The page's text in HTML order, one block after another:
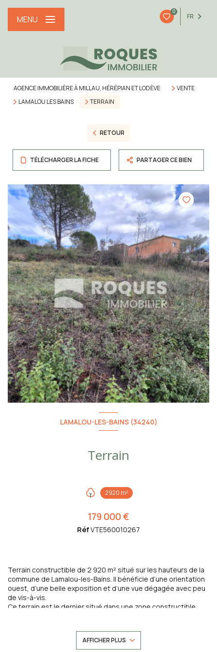
0
FR
MENU
AGENCE IMMOBILIÈRE À MILLAU, HÉRÉPIAN ET LODÈVE
VENTE
LAMALOU LES BAINS
TERRAIN
RETOUR
TÉLÉCHARGER LA FICHE PARTAGER CE BIEN
LAMALOU-LES-BAINS (34240)
Terrain
2920 m²
179 000 €
RéfVTE560010267
Terrain constructible de 2 920 m² situé sur les hauteurs de la
commune de Lamalou-les-Bains. Il bénéficie d’une orientation
ouest, d’une belle exposition et d’une vue dégagée avec peu
de vis-à-vis.
Ce terrain est le dernier situé dans une zone constructible
comprenant plusieurs constructions, ou bien la réalisation
d’une villa individuelle avec de beaux volumes et des espaces
AFFICHER PLUS